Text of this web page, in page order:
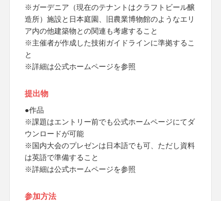
※ガーデニア（現在のテナントはクラフトビール醸
造所）施設と日本庭園、旧農業博物館のようなエリ
ア内の他建築物との関連も考慮すること
※主催者が作成した技術ガイドラインに準拠するこ
と
※詳細は公式ホームページを参照
提出物
●作品
※課題はエントリー前でも公式ホームページにてダ
ウンロードが可能
※国内大会のプレゼンは日本語でも可、ただし資料
は英語で準備すること
※詳細は公式ホームページを参照
参加方法